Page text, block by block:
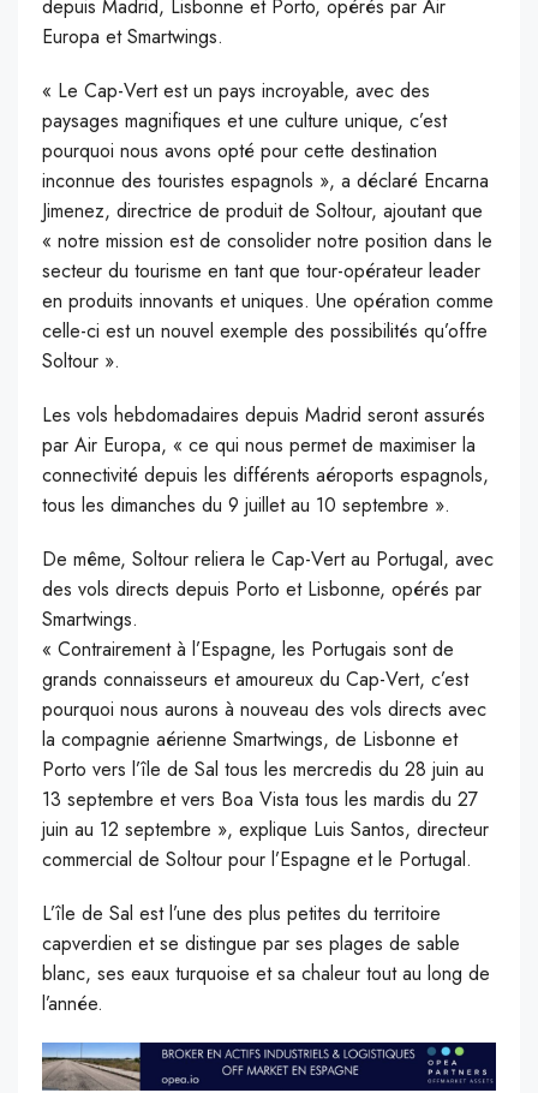
depuis Madrid, Lisbonne et Porto, opérés par Air
Europa et Smartwings.
« Le Cap-Vert est un pays incroyable, avec des
paysages magnifiques et une culture unique, c’est
pourquoi nous avons opté pour cette destination
inconnue des touristes espagnols », a déclaré Encarna
Jimenez, directrice de produit de Soltour, ajoutant que
« notre mission est de consolider notre position dans le
secteur du tourisme en tant que tour-opérateur leader
en produits innovants et uniques. Une opération comme
celle-ci est un nouvel exemple des possibilités qu’offre
Soltour ».
Les vols hebdomadaires depuis Madrid seront assurés
par Air Europa, « ce qui nous permet de maximiser la
connectivité depuis les différents aéroports espagnols,
tous les dimanches du 9 juillet au 10 septembre ».
De même, Soltour reliera le Cap-Vert au Portugal, avec
des vols directs depuis Porto et Lisbonne, opérés par
Smartwings.
« Contrairement à l’Espagne, les Portugais sont de
grands connaisseurs et amoureux du Cap-Vert, c’est
pourquoi nous aurons à nouveau des vols directs avec
la compagnie aérienne Smartwings, de Lisbonne et
Porto vers l’île de Sal tous les mercredis du 28 juin au
13 septembre et vers Boa Vista tous les mardis du 27
juin au 12 septembre », explique Luis Santos, directeur
commercial de Soltour pour l’Espagne et le Portugal.
L’île de Sal est l’une des plus petites du territoire
capverdien et se distingue par ses plages de sable
blanc, ses eaux turquoise et sa chaleur tout au long de
l’année.